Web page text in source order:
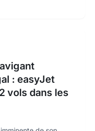
: easyJet
vols dans les